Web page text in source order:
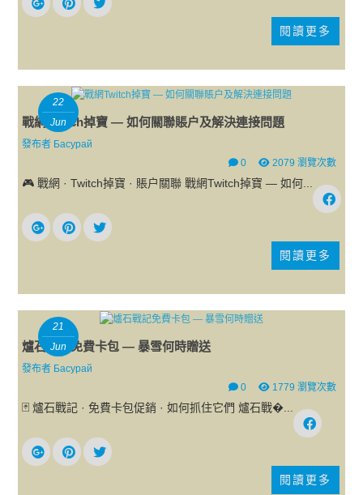
閱讀更多
22
Jun
戰網Twitch掉寶 — 如何關聯賬户及解決連接問題
發布者 Басурай
0
2079 瀏覽次數
🎮 戰網 · Twitch掉寶 · 賬户關聯 戰網Twitch掉寶 — 如何...
閱讀更多
21
Jun
爐石戰記免費卡包 — 暴雪何時贈送
發布者 Басурай
0
1779 瀏覽次數
🃏 爐石戰記 · 免費卡包促銷 · 如何抓住它們 爐石戰�...
閱讀更多